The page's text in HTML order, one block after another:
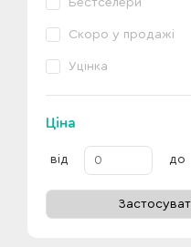
Бестселери
Скоро у продажі
Уцінка
Ціна
від до